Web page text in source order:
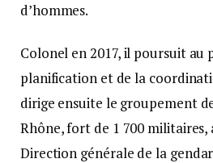
d’hommes.
Colonel en 2017, il poursuit au
planification et de la
dirige ensuite le groupement
Rhône, fort de 1 700
Direction générale de la